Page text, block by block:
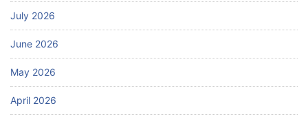
July 2026
June 2026
May 2026
April 2026